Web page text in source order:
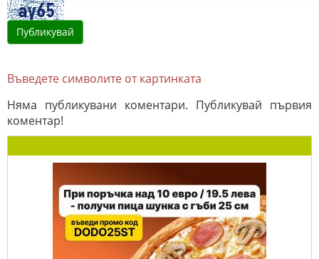
Въведете символите от картинката
Няма публикувани коментари. Публикувай първия
коментар!